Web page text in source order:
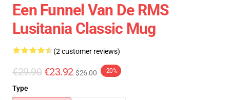
Een Funnel Van De RMS
Lusitania Classic Mug
(2 customer reviews)
€29.90 €23.92 $26.00 -20%
Type